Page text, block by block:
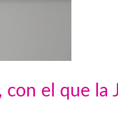
con el que la